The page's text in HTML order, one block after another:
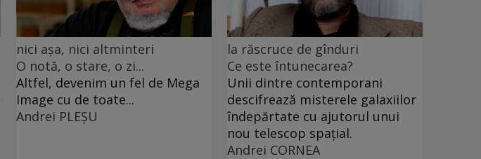
nici așa, nici altminteri
O notă, o stare, o zi...
Altfel, devenim un fel de Mega
Image cu de toate...
Andrei PLEŞU
la răscruce de gînduri
Ce este întunecarea?
Unii dintre contemporani
descifrează misterele galaxiilor
îndepărtate cu ajutorul unui
nou telescop spațial.
Andrei CORNEA